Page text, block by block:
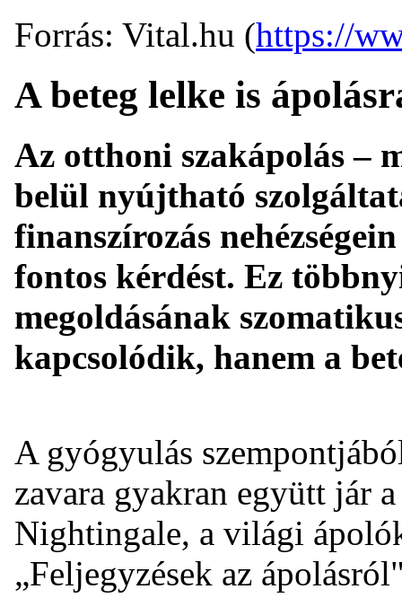
Forrás: Vital.hu (https://
A beteg lelke is
Az otthoni szakápolás –
belül nyújtható
finanszírozás
fontos kérdést. Ez
megoldásának
kapcsolódik, hanem a
A gyógyulás
zavara gyakran együtt jár
Nightingale, a világi
„Feljegyzések az